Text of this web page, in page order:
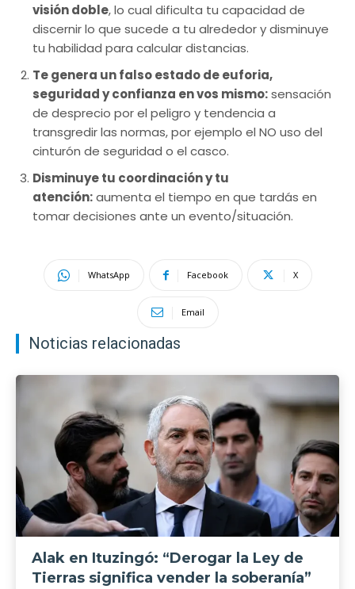
visión doble, lo cual dificulta tu capacidad de
discernir lo que sucede a tu alrededor y disminuye
tu habilidad para calcular distancias.
Te genera un falso estado de euforia,
seguridad y confianza en vos mismo:sensación
de desprecio por el peligro y tendencia a
transgredir las normas, por ejemplo el NO uso del
cinturón de seguridad o el casco.
Disminuye tu coordinación y tu
atención:aumenta el tiempo en que tardás en
tomar decisiones ante un evento/situación.
WhatsApp Facebook X
Email
Noticias relacionadas
Alak en Ituzingó: “Derogar la Ley de
Tierras significa vender la soberanía”